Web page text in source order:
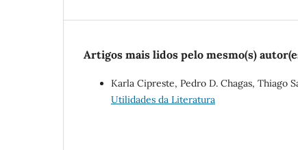
Artigos mais lidos pelo mesmo(s)
Karla Cipreste, Pedro D. Chagas, Thiago
Utilidades da Literatura